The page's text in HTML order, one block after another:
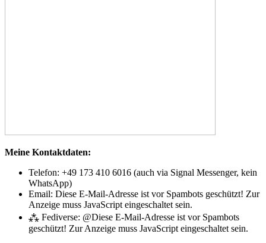
Meine Kontaktdaten:
Telefon: +49 173 410 6016 (auch via Signal Messenger, kein
WhatsApp)
Email: Diese E-Mail-Adresse ist vor Spambots geschützt! Zur
Anzeige muss JavaScript eingeschaltet sein.
⁂ Fediverse: @Diese E-Mail-Adresse ist vor Spambots
geschützt! Zur Anzeige muss JavaScript eingeschaltet sein.